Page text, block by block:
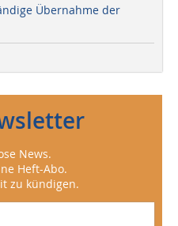
Übernahme der
News.
Heft-Abo.
zu kündigen.